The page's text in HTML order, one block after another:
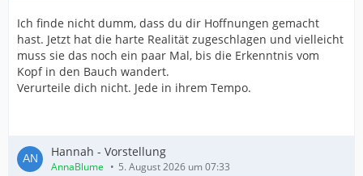
Ich finde nicht dumm, dass du dir Hoffnungen gemacht
hast. Jetzt hat die harte Realität zugeschlagen und vielleicht
muss sie das noch ein paar Mal, bis die Erkenntnis vom
Kopf in den Bauch wandert.
Verurteile dich nicht. Jede in ihrem Tempo.
Hannah - Vorstellung
AnnaBlume 5. August 2026 um 07:33